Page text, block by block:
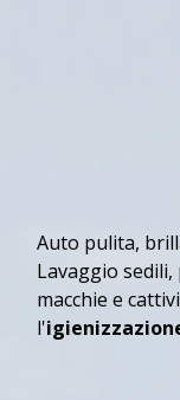
Auto pulita,
Lavaggio
macchie e
l'